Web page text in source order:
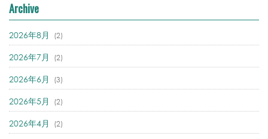
Archive
2026年8月 (2)
2026年7月 (2)
2026年6月 (3)
2026年5月 (2)
2026年4月 (2)